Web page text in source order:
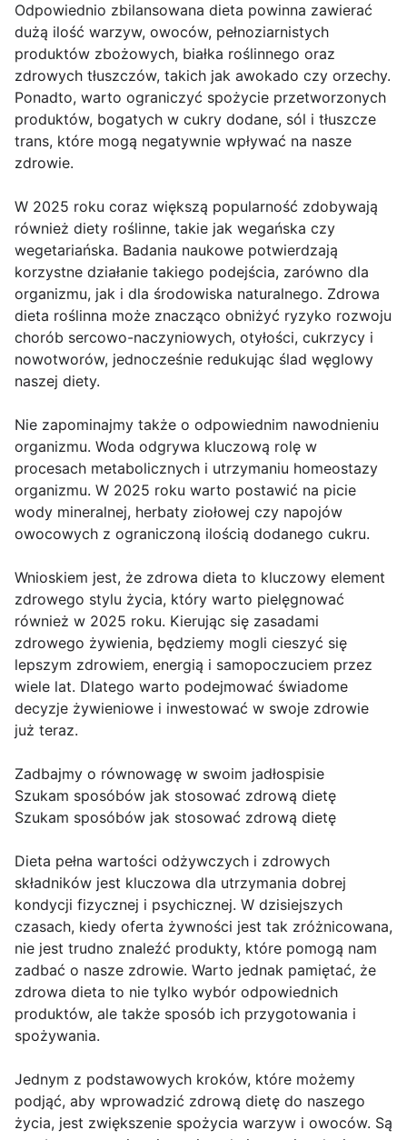
Odpowiednio zbilansowana dieta powinna zawierać
dużą ilość warzyw, owoców, pełnoziarnistych
produktów zbożowych, białka roślinnego oraz
zdrowych tłuszczów, takich jak awokado czy orzechy.
Ponadto, warto ograniczyć spożycie przetworzonych
produktów, bogatych w cukry dodane, sól i tłuszcze
trans, które mogą negatywnie wpływać na nasze
zdrowie.
W 2025 roku coraz większą popularność zdobywają
również diety roślinne, takie jak wegańska czy
wegetariańska. Badania naukowe potwierdzają
korzystne działanie takiego podejścia, zarówno dla
organizmu, jak i dla środowiska naturalnego. Zdrowa
dieta roślinna może znacząco obniżyć ryzyko rozwoju
chorób sercowo-naczyniowych, otyłości, cukrzycy i
nowotworów, jednocześnie redukując ślad węglowy
naszej diety.
Nie zapominajmy także o odpowiednim nawodnieniu
organizmu. Woda odgrywa kluczową rolę w
procesach metabolicznych i utrzymaniu homeostazy
organizmu. W 2025 roku warto postawić na picie
wody mineralnej, herbaty ziołowej czy napojów
owocowych z ograniczoną ilością dodanego cukru.
Wnioskiem jest, że zdrowa dieta to kluczowy element
zdrowego stylu życia, który warto pielęgnować
również w 2025 roku. Kierując się zasadami
zdrowego żywienia, będziemy mogli cieszyć się
lepszym zdrowiem, energią i samopoczuciem przez
wiele lat. Dlatego warto podejmować świadome
decyzje żywieniowe i inwestować w swoje zdrowie
już teraz.
Zadbajmy o równowagę w swoim jadłospisie
Szukam sposóbów jak stosować zdrową dietę
Szukam sposóbów jak stosować zdrową dietę
Dieta pełna wartości odżywczych i zdrowych
składników jest kluczowa dla utrzymania dobrej
kondycji fizycznej i psychicznej. W dzisiejszych
czasach, kiedy oferta żywności jest tak zróżnicowana,
nie jest trudno znaleźć produkty, które pomogą nam
zadbać o nasze zdrowie. Warto jednak pamiętać, że
zdrowa dieta to nie tylko wybór odpowiednich
produktów, ale także sposób ich przygotowania i
spożywania.
Jednym z podstawowych kroków, które możemy
podjąć, aby wprowadzić zdrową dietę do naszego
życia, jest zwiększenie spożycia warzyw i owoców. Są